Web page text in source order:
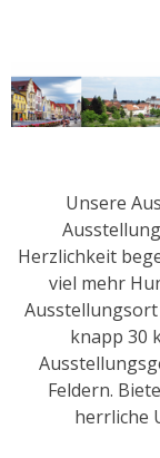
Unsere
Herzlichkeit
viel mehr
knapp 30
Feldern.
herrliche